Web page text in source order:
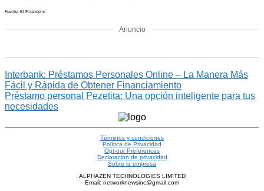
Fuente: El Financeiro
Anuncio
Interbank: Préstamos Personales Online – La Manera Más
Fácil y Rápida de Obtener Financiamiento
Préstamo personal Pezetita: Una opción inteligente para tus
necesidades
Términos y condiciones
Política de Privacidad
Opt-out Preferences
Declaracion de privacidad
Sobre la empresa
ALPHAZEN TECHNOLOGIES LIMITED
Email: networknewsinc@gmail.com